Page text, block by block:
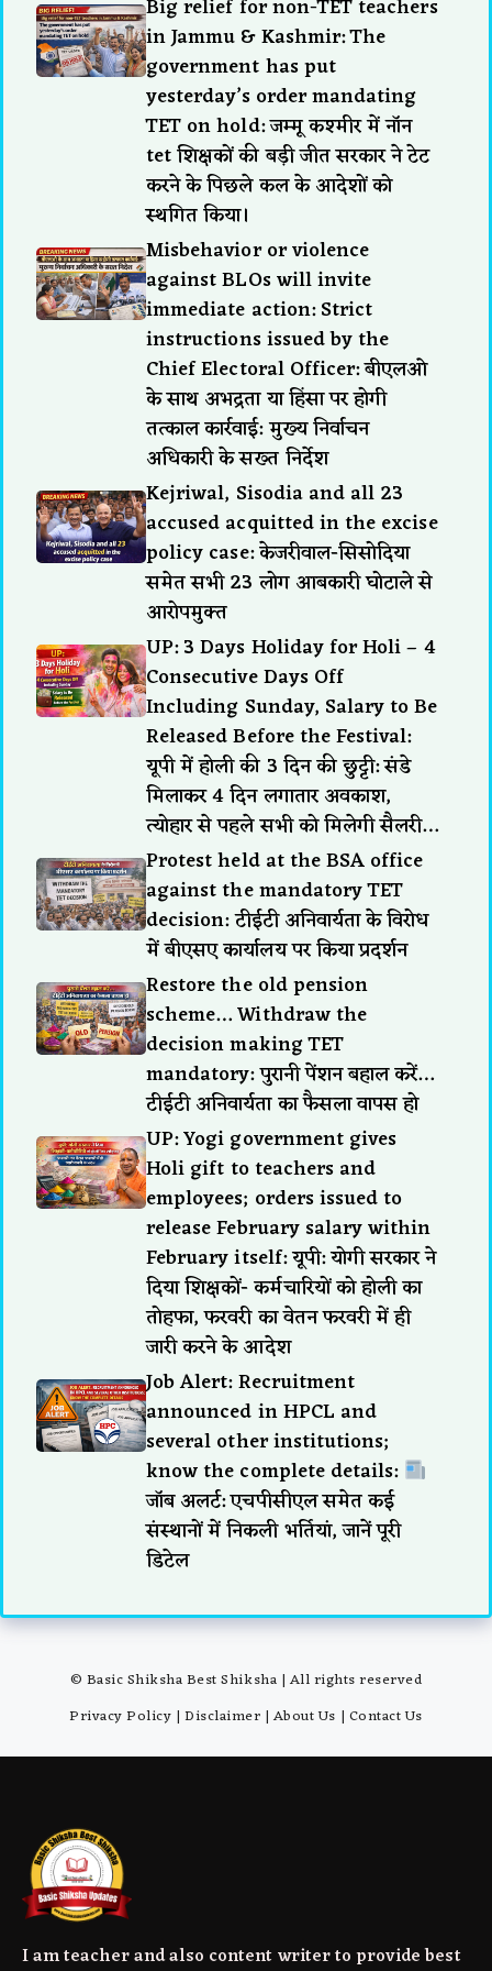
Big relief for non-TET teachers
in Jammu & Kashmir: The
government has put
yesterday’s order mandating
TET on hold: जम्मू कश्मीर में नॉन
tet शिक्षकों की बड़ी जीत सरकार ने टेट
करने के पिछले कल के आदेशों को
स्थगित किया।
Misbehavior or violence
against BLOs will invite
immediate action: Strict
instructions issued by the
Chief Electoral Officer: बीएलओ
के साथ अभद्रता या हिंसा पर होगी
तत्काल कार्रवाई: मुख्य निर्वाचन
अधिकारी के सख्त निर्देश
Kejriwal, Sisodia and all 23
accused acquitted in the excise
policy case: केजरीवाल-सिसोदिया
समेत सभी 23 लोग आबकारी घोटाले से
आरोपमुक्त
UP: 3 Days Holiday for Holi – 4
Consecutive Days Off
Including Sunday, Salary to Be
Released Before the Festival:
यूपी में होली की 3 दिन की छुट्टी: संडे
मिलाकर 4 दिन लगातार अवकाश,
त्योहार से पहले सभी को मिलेगी सैलरी…
Protest held at the BSA office
against the mandatory TET
decision: टीईटी अनिवार्यता के विरोध
में बीएसए कार्यालय पर किया प्रदर्शन
Restore the old pension
scheme… Withdraw the
decision making TET
mandatory: पुरानी पेंशन बहाल करें…
टीईटी अनिवार्यता का फैसला वापस हो
UP: Yogi government gives
Holi gift to teachers and
employees; orders issued to
release February salary within
February itself: यूपी: योगी सरकार ने
दिया शिक्षकों- कर्मचारियों को होली का
तोहफा, फरवरी का वेतन फरवरी में ही
जारी करने के आदेश
Job Alert: Recruitment
announced in HPCL and
several other institutions;
know the complete details:
जॉब अलर्ट: एचपीसीएल समेत कई
संस्थानों में निकली भर्तियां, जानें पूरी
डिटेल
© Basic Shiksha Best Shiksha | All rights reserved
Privacy Policy |Disclaimer | About Us | Contact Us
I am teacher and also content writer to provide best